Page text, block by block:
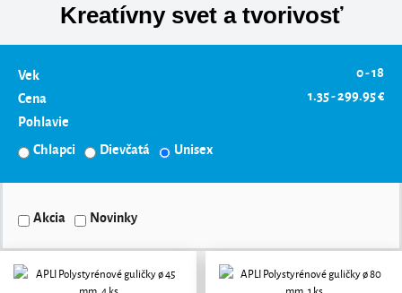
Kreatívny svet a tvorivosť
Vek
0 - 18
Cena
1.35 - 299.95 €
Pohlavie
Chlapci
Dievčatá Unisex
Akcia Novinky